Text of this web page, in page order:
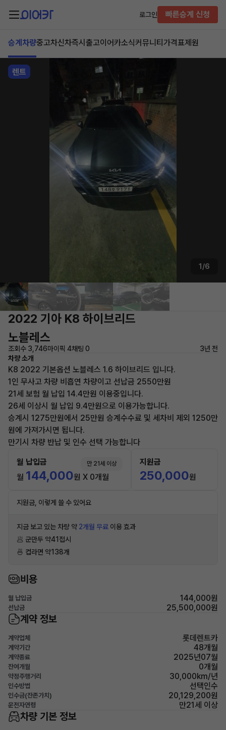
로그인 빠른승계 신청
승계차량중고차신차즉시출고이어카소식커뮤니티 가격표제원
렌트
1/6
2022 기아 K8 하이브리드
노블레스
조회수 3,746마이픽 4채팅 0
3년 전
차량 소개
K8 2022 기본옵션 노블레스 1.6 하이브리드 입니다.
1인 무사고 차량 비흡연 차량이고 선납금 2550만원
21세 보험 월 납입 14.4만원 이용중입니다.
26세 이상시 월 납입 9.4만원으로 이용가능합니다.
승계시 1275만원에서 25만원 승계수수료 및 세차비 제외 1250만
원에 가져가시면 됩니다.
만기시 차량 반납 및 인수 선택 가능합니다
월 납입금 만 21세 이상
월 144,000원 X 0개월
지원금
250,000원
지원금, 이렇게 쓸 수 있어요
지금 보고 있는 차량 약 2개월 무료 이용 효과
🥟 군만두 약41접시
🍜 컵라면 약138개
비용
월 납입금 144,000원
선납금 25,500,000원
계약 정보
계약업체 롯데렌트카
계약기간 48개월
계약종료 2025년07월
잔여개월 0개월
약정주행거리 30,000km/년
인수방법 선택인수
인수금(잔존가치) 20,129,200원
운전자연령 만21세 이상
차량 기본 정보